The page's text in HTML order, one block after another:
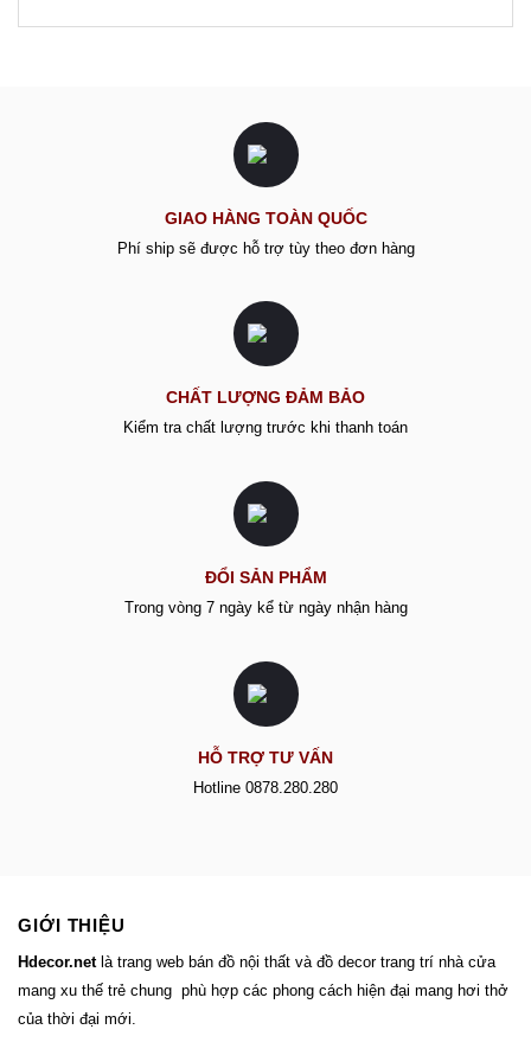
GIAO HÀNG TOÀN QUỐC
Phí ship sẽ được hỗ trợ tùy theo đơn hàng
CHẤT LƯỢNG ĐẢM BẢO
Kiểm tra chất lượng trước khi thanh toán
ĐỔI SẢN PHẨM
Trong vòng 7 ngày kể từ ngày nhận hàng
HỖ TRỢ TƯ VẤN
Hotline 0878.280.280
GIỚI THIỆU
Hdecor.netlà trang web bán đồ nội thất và đồ decor trang trí nhà cửa
mang xu thế trẻ chung phù hợp các phong cách hiện đại mang hơi thở
của thời đại mới.